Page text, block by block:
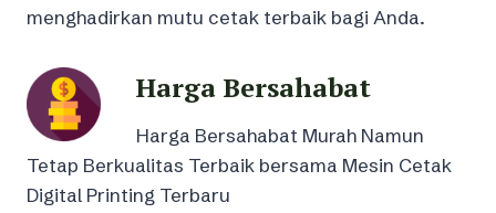
menghadirkan mutu cetak terbaik bagi Anda.
Harga Bersahabat
Harga Bersahabat Murah Namun
Tetap Berkualitas Terbaik bersama Mesin Cetak
Digital Printing Terbaru